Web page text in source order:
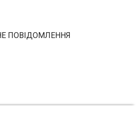
ПОВІДОМЛЕННЯ